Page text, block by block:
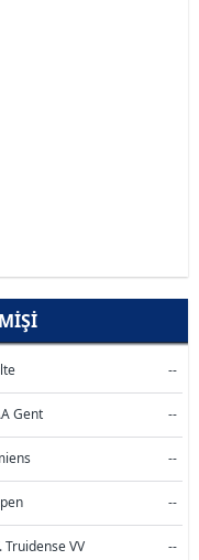
--
Gent --
--
--
Truidense VV --